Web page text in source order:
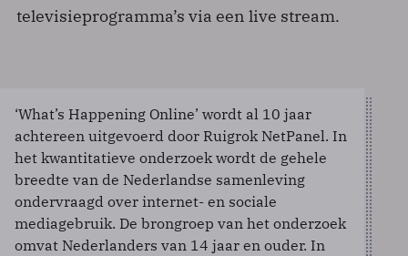
televisieprogramma’s via een live stream.
‘What’s Happening Online’ wordt al 10 jaar
achtereen uitgevoerd door Ruigrok NetPanel. In
het kwantitatieve onderzoek wordt de gehele
breedte van de Nederlandse samenleving
ondervraagd over internet- en sociale
mediagebruik. De brongroep van het onderzoek
omvat Nederlanders van 14 jaar en ouder. In